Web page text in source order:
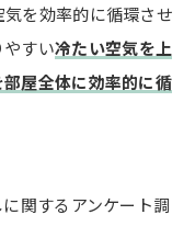
を効率的に循環させ
やすい冷たい空気を上
屋全体に効率的に循
関するアンケート調